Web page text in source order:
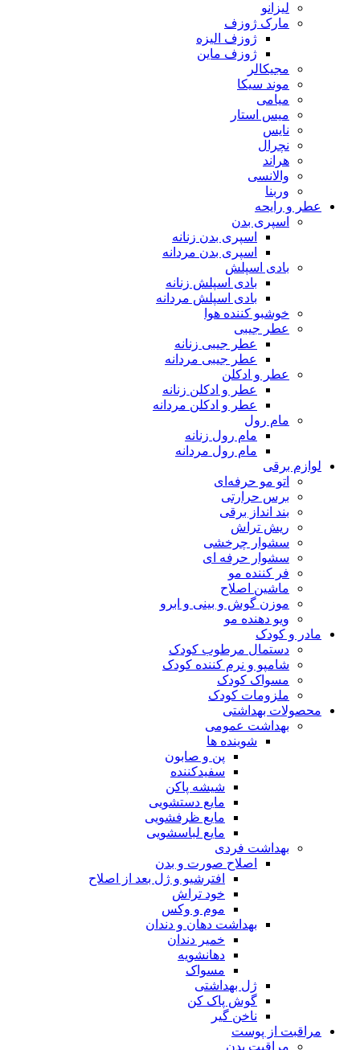
لیزانو
مارک ژوزف
ژوزف الیزه
ژوزف ماین
مجیکالر
موند سیکا
میامی
میس استار
نایس
نچرال
هراند
والانسی
وربنا
عطر و رایحه
اسپری بدن
اسپری بدن زنانه
اسپری بدن مردانه
بادی اسپلش
بادی اسپلش زنانه
بادی اسپلش مردانه
خوشبو کننده هوا
عطر جیبی
عطر جیبی زنانه
عطر جیبی مردانه
عطر و ادکلن
عطر و ادکلن زنانه
عطر و ادکلن مردانه
مام رول
مام رول زنانه
مام رول مردانه
لوازم برقی
اتو مو حرفه‌ای
برس حرارتی
بند انداز برقی
ریش تراش
سشوار چرخشی
سشوار حرفه ای
فر کننده‌ مو
ماشین اصلاح
موزن گوش و بینی و ابرو
ویو دهنده مو
مادر و کودک
دستمال مرطوب کودک
شامپو و نرم کننده کودک
مسواک کودک
ملزومات کودک
محصولات بهداشتی
بهداشت عمومی
شوینده ها
پن و صابون
سفیدکننده
شیشه پاکن
مایع دستشویی
مایع ظرفشویی
مایع لباسشویی
بهداشت فردی
اصلاح صورت و بدن
افترشیو و ژل بعد از اصلاح
خود تراش
موم و وکس
بهداشت دهان و دندان
خمیر دندان
دهانشویه
مسواک
ژل بهداشتی
گوش پاک کن
ناخن گیر
مراقبت از پوست
مراقبت بدن